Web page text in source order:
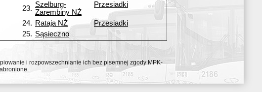
23. Szelburg-
Zarembiny NŻ
Przesiadki
24. Rataja NŻ
Przesiadki
25. Sąsieczno
i rozpowszechnianie ich bez pisemnej zgody MPK-